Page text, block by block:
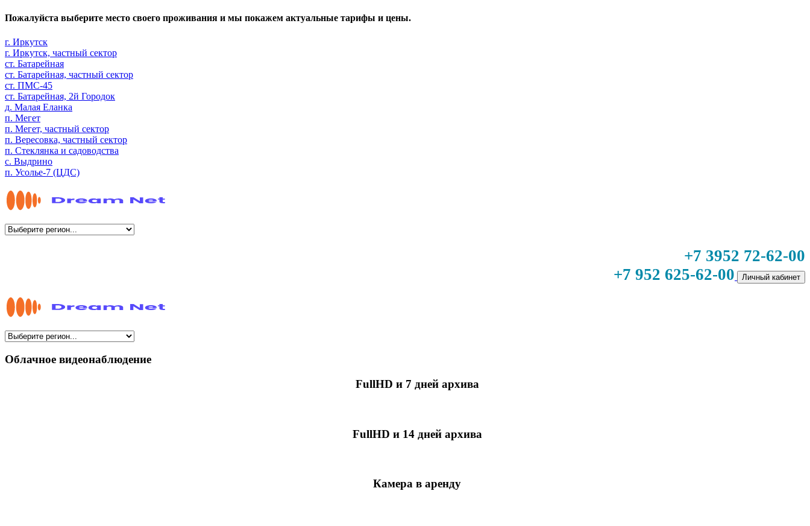
Пожалуйста выберите место своего проживания и мы покажем актуальные тарифы и цены.
г. Иркутск
г. Иркутск, частный сектор
ст. Батарейная
ст. Батарейная, частный сектор
ст. ПМС-45
ст. Батарейная, 2й Городок
д. Малая Еланка
п. Мегет
п. Мегет, частный сектор
п. Вересовка, частный сектор
п. Стеклянка и садоводства
с. Выдрино
п. Усолье-7 (ЦДС)
+7 3952 72-62-00
+7 952 625-62-00
Личный кабинет
Облачное видеонаблюдение
FullHD и 7 дней архива
FullHD и 14 дней архива
Камера в аренду